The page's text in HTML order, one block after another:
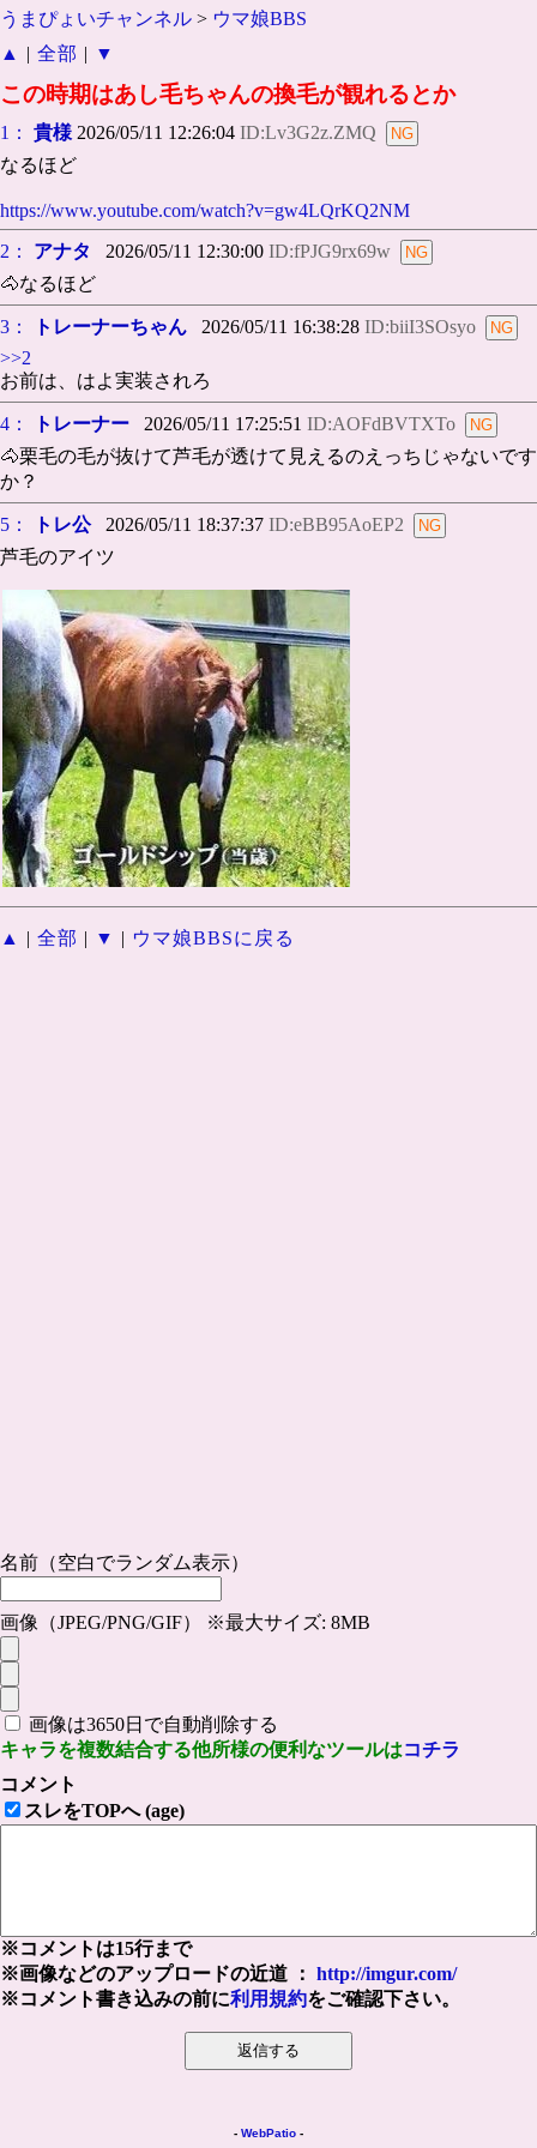
うまぴょいチャンネル > ウマ娘BBS
▲
| 全部 | ▼
この時期はあし毛ちゃんの換毛が観れるとか
1： 貴様 2026/05/11 12:26:04 ID:Lv3G2z.ZMQ
なるほど
https://www.youtube.com/watch?v=gw4LQrKQ2NM
2：
アナタ 2026/05/11 12:30:00 ID:fPJG9rx69w
🐴なるほど
3： トレーナーちゃん 2026/05/11 16:38:28 ID:biiI3SOsyo
>>2
お前は、はよ実装されろ
4： トレーナー 2026/05/11 17:25:51 ID:AOFdBVTXTo
🐴栗毛の毛が抜けて芦毛が透けて見えるのえっちじゃないです
か？
5： トレ公2026/05/11 18:37:37 ID:eBB95AoEP2
芦毛のアイツ
▲ | 全部 | ▼ | ウマ娘BBSに戻る
名前（空白でランダム表示）
画像（JPEG/PNG/GIF） ※最大サイズ: 8MB
画像は3650日で自動削除する
キャラを複数結合する他所様の便利なツールはコチラ
コメント
スレをTOPへ (age)
※コメントは15行まで
※画像などのアップロードの近道 ： http://imgur.com/
※コメント書き込みの前に利用規約をご確認下さい。
- WebPatio -